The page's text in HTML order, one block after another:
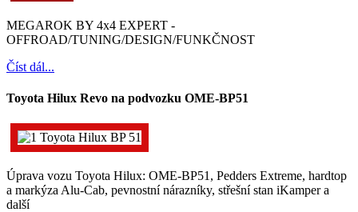
MEGAROK BY 4x4 EXPERT -
OFFROAD/TUNING/DESIGN/FUNKČNOST
Číst dál...
Toyota Hilux Revo na podvozku OME-BP51
Úprava vozu Toyota Hilux: OME-BP51, Pedders Extreme, hardtop
a markýza Alu-Cab, pevnostní nárazníky, střešní stan iKamper a
další